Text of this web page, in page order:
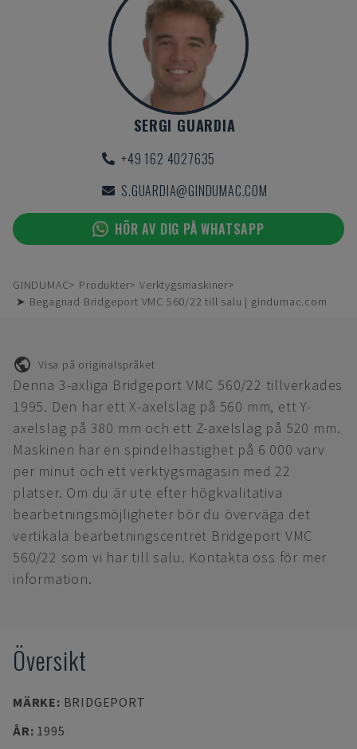
SERGI GUARDIA
+49 162 4027635
S.GUARDIA@GINDUMAC.COM
HÖR AV DIG PÅ WHATSAPP
GINDUMAC Produkter
Verktygsmaskiner
➤ Begagnad Bridgeport VMC 560/22 till salu | gindumac.com
Visa på originalspråket
Denna 3-axliga Bridgeport VMC 560/22 tillverkades
1995. Den har ett X-axelslag på 560 mm, ett Y-
axelslag på 380 mm och ett Z-axelslag på 520 mm.
Maskinen har en spindelhastighet på 6 000 varv
per minut och ett verktygsmagasin med 22
platser. Om du är ute efter högkvalitativa
bearbetningsmöjligheter bör du överväga det
vertikala bearbetningscentret Bridgeport VMC
560/22 som vi har till salu. Kontakta oss för mer
information.
Översikt
MÄRKE: BRIDGEPORT
ÅR: 1995